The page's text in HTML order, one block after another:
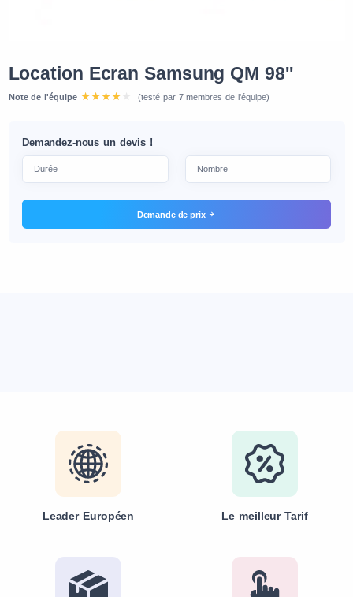
Location Ecran Samsung QM 98''
Note de l'équipe (testé par 7 membres de l'équipe)
Demandez-nous un devis !
Demande de prix
Leader Européen Le meilleur Tarif